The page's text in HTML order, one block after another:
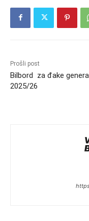
Prošli post
Bilbord za đake
2025/26